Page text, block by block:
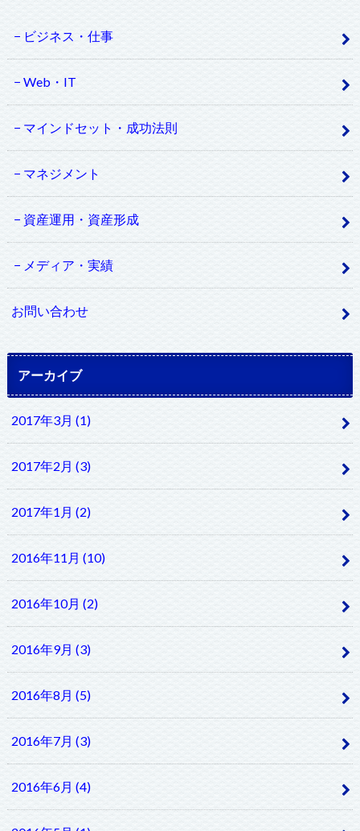
ビジネス・仕事
Web・IT
マインドセット・成功法則
マネジメント
資産運用・資産形成
メディア・実績
お問い合わせ
アーカイブ
2017年3月 (1)
2017年2月 (3)
2017年1月 (2)
2016年11月 (10)
2016年10月 (2)
2016年9月 (3)
2016年8月 (5)
2016年7月 (3)
2016年6月 (4)